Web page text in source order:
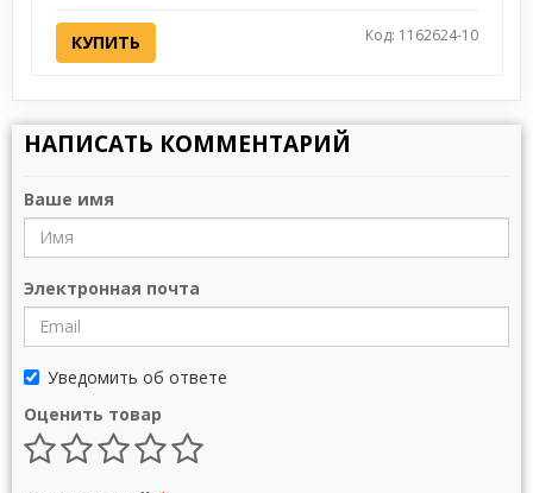
КУПИТЬ Код: 1162624-10
НАПИСАТЬ КОММЕНТАРИЙ
Ваше имя
Электронная почта
Уведомить об ответе
Оценить товар